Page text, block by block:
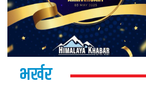
भर्खर